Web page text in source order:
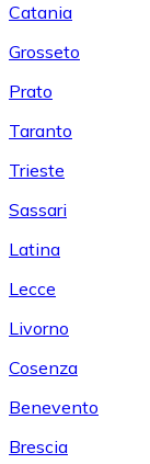
Catania
Grosseto
Prato
Taranto
Trieste
Sassari
Latina
Lecce
Livorno
Cosenza
Benevento
Brescia